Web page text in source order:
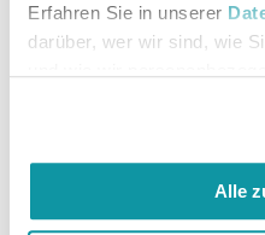
Erfahren Sie in unserer
darüber, wer wir sind, wie
Alle